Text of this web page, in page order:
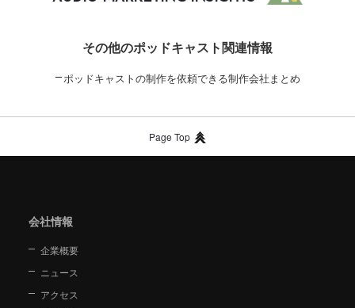
その他のポッドキャスト関連情報
ポッドキャストの制作を依頼できる制作会社まとめ
Page Top
会社情報
企業概要
ニュース
アクセス